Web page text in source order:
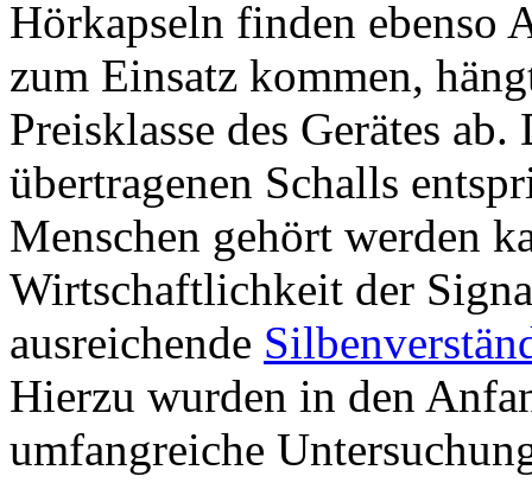
Hörkapseln finden ebenso
zum Einsatz kommen,
Preisklasse des Gerätes
übertragenen Schalls
Menschen gehört werden
Wirtschaftlichkeit der
ausreichende
Hierzu wurden in den
umfangreiche